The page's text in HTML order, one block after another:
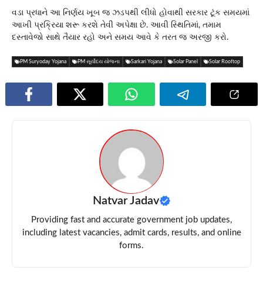
વડા પ્રધાને આ નિર્ણય ખૂબ જ ઝડપથી લીધો હોવાથી સરકાર ટૂંક સમયમાં
આખી પ્રક્રિયા શરૂ કરશે તેવી અપેક્ષા છે. આવી સ્થિતિમાં, તમામ
દસ્તાવેજો સાથે તૈયાર રહો અને સમય આવે કે તરત જ અરજી કરો.
PM Suryoday Yojana PM સૂર્યોદય યોજના Sarkari Yojana Solar Panel Solar Rooftop
Natvar Jadav
Providing fast and accurate government job updates,
including latest vacancies, admit cards, results, and online
forms.